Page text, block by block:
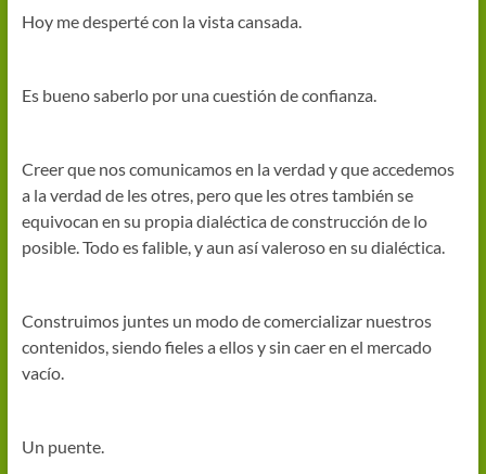
Hoy me desperté con la vista cansada.
Es bueno saberlo por una cuestión de confianza.
Creer que nos comunicamos en la verdad y que accedemos
a la verdad de les otres, pero que les otres también se
equivocan en su propia dialéctica de construcción de lo
posible. Todo es falible, y aun así valeroso en su dialéctica.
Construimos juntes un modo de comercializar nuestros
contenidos, siendo fieles a ellos y sin caer en el mercado
vacío.
Un puente.